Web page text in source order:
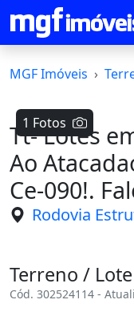
MGF Imóveis
1 Fotos
Tt- Lotes
Ao
Ce-090!.
Rodovia
Terreno /
Cód. 302524114 -